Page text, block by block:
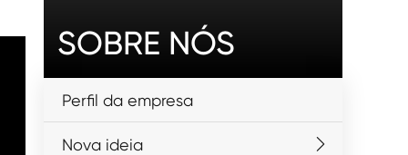
SOBRE NÓS
Perfil da empresa
Nova ideia